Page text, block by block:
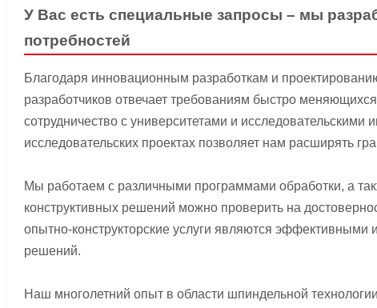
У Вас есть специальные запросы – мы
потребностей
Благодаря инновационным разработкам и
разработчиков отвечает требованиям быстро
сотрудничество с университетами и исследовательскими
исследовательских проектах позволяет нам расширять
Мы работаем с различными программами обработки, а
конструктивных решений можно проверить на
опытно-конструкторские услуги являются эффективными
решений.
Наш многолетний опыт в области шпиндельной